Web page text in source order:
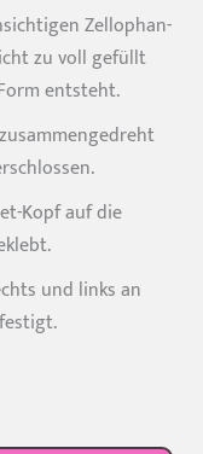
Zellophan-
zu voll gefüllt
entsteht.
Kopf auf die
und links an